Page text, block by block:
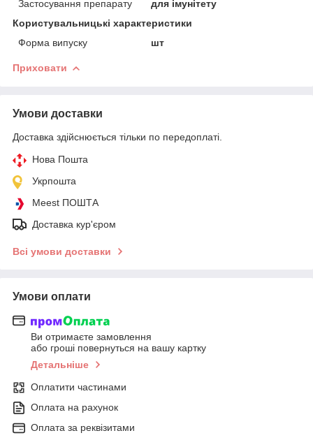
Застосування препарату
для імунітету
Користувальницькі характеристики
Форма випуску
шт
Приховати
Умови доставки
Доставка здійснюється тільки по передоплаті.
Нова Пошта
Укрпошта
Meest ПОШТА
Доставка кур'єром
Всі умови доставки
Умови оплати
Ви отримаєте замовлення
або гроші повернуться на вашу картку
Детальніше
Оплатити частинами
Оплата на рахунок
Оплата за реквізитами